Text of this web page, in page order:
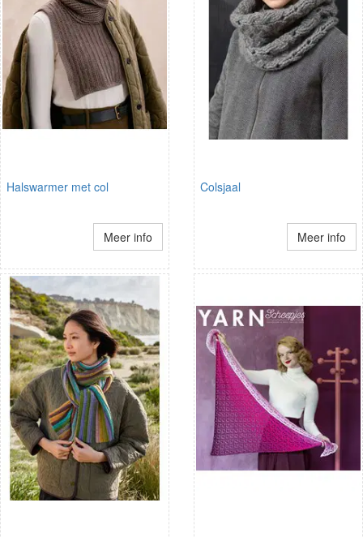
Halswarmer met col
Meer info
Colsjaal
Meer info